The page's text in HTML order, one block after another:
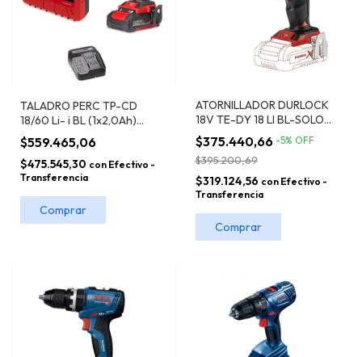
TALADRO PERC TP-CD
18/60 Li- i BL (1x2,0Ah)
EINHELL
$559.465,06
$475.545,30 con Efectivo -
Transferencia
ATORNILLADOR DURLOCK
18V TE-DY 18 LI BL-SOLO
EINHELL
$375.440,66 -5% OFF
$395.200,69
$319.124,56 con Efectivo -
Transferencia